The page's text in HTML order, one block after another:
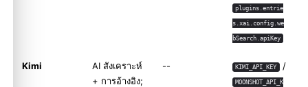
plugins.entrie
s.xai.config.we
bSearch.apiKey
Kimi
AI สังเคราะห์
+ การอ้างอิง;
-- KIMI_API_KEY /
MOONSHOT_API_K